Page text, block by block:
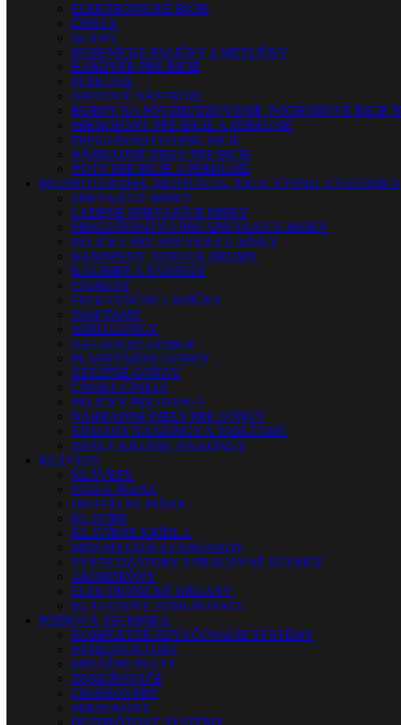
ELEKTRONICKÉ BICIE
ČINELY
BLANY
BUBENÍCKE PALIČKY A METLIČKY
HARDVÉR PRE BICIE
PERKUSIE
ORFFOVÉ NÁSTROJE
BUBNY NA POVZBUDZOVANIE, POCHODOVÉ BICIE
MIKROFÓNY PRE BICIE A PERKUSIE
PRÍSLUŠENSTVO PRE BICIE
NÁHRADNÉ DIELY PRE BICIE
NOTY PRE BICIE A PERKUSIE
MUZIKOTERAPIA, MEDITÁCIA, JOGA, ETHNO, EZOTERIKA
SPIEVAJÚCE MISKY
LADENÉ SPIEVAJÚCE MISKY
PRISLUŠENSTVO PRE SPIEVAJÚCE MISKY
PALIČKY PRE SPIEVAJÚCE MISKY
HANDPANY, TONGUE DRUMY
KALIMBY A SANSULY
CHIMESY
FREKVENČNÉ LADIČKY
TAM-TAMY
WIND GONGY
NALADENÉ GONGY
PLANETÁRNE GONGY
OSTATNÉ GONGY
ČÍNSKE ČINELY
PALIČKY PRE GONGY
NÁHRADNÉ DIELY PRE GONGY
STOJANY NA GONGY A TAM-TAMY
OBALY A KUFRE NA GONGY
KLÁVESY
KLÁVESY
STAGE PIÁNA
DIGITÁLNE PIÁNA
KLAVÍRE
KLAVÍRNE KRÍDLA
MIDI MASTER KEYBOARDY
SYNTETIZÁTORY A PRACOVNÉ STANICE
AKORDEÓNY
ELEKTRONICKÉ ORGANY
KLÁVESOVÉ ZOSILŇOVAČE
PÓDIOVÁ TECHNIKA
KOMPLETNÉ OZVUČOVACIE SYSTÉMY
REPRODUKTORY
MIXÁŽNE PULTY
ZOSILŇOVAČE
CROSSOVERY
MIKROFÓNY
BEZDRÔTOVÉ SYSTÉMY